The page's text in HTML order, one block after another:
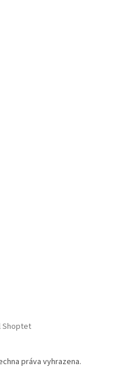
Shoptet
práva vyhrazena.